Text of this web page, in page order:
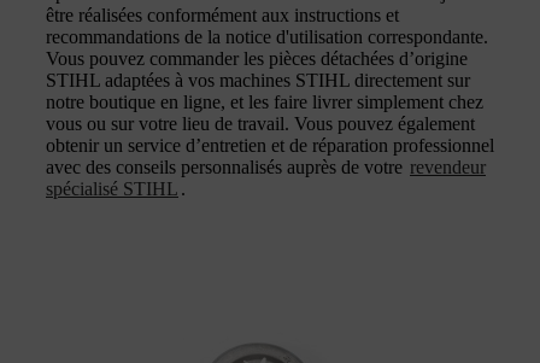
être réalisées conformément aux instructions et
recommandations de la notice d'utilisation correspondante.
Vous pouvez commander les pièces détachées d’origine
STIHL adaptées à vos machines STIHL directement sur
notre boutique en ligne, et les faire livrer simplement chez
vous ou sur votre lieu de travail. Vous pouvez également
obtenir un service d’entretien et de réparation professionnel
avec des conseils personnalisés auprès de votre revendeur
spécialisé STIHL .